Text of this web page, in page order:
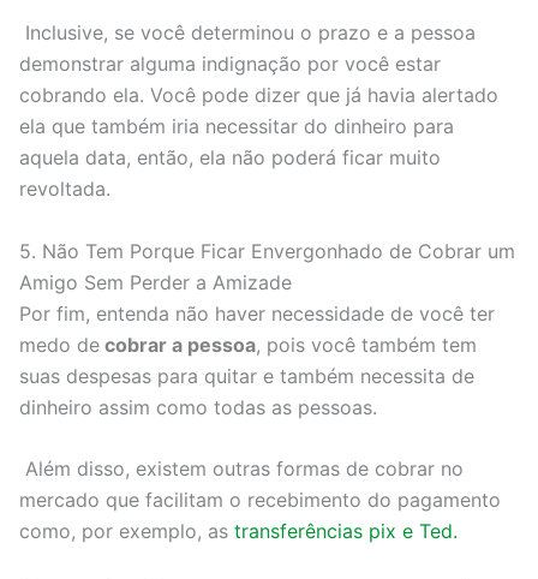
Inclusive, se você determinou o prazo e a pessoa
demonstrar alguma indignação por você estar
cobrando ela. Você pode dizer que já havia alertado
ela que também iria necessitar do dinheiro para
aquela data, então, ela não poderá ficar muito
revoltada.
5. Não Tem Porque Ficar Envergonhado de Cobrar um
Amigo Sem Perder a Amizade
Por fim, entenda não haver necessidade de você ter
medo de cobrar a pessoa, pois você também tem
suas despesas para quitar e também necessita de
dinheiro assim como todas as pessoas.
Além disso, existem outras formas de cobrar no
mercado que facilitam o recebimento do pagamento
como, por exemplo, as transferências pix e Ted.